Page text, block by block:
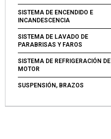
SISTEMA DE ENCENDIDO E
INCANDESCENCIA
SISTEMA DE LAVADO DE
PARABRISAS Y FAROS
SISTEMA DE REFRIGERACIÓN DE
MOTOR
SUSPENSIÓN, BRAZOS